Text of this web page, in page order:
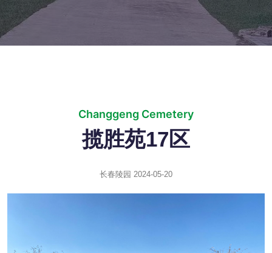
Changgeng Cemetery
揽胜苑17区
长春陵园 2024-05-20